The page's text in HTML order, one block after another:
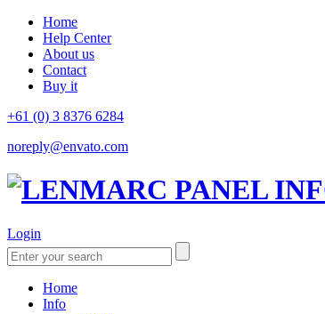
Home
Help Center
About us
Contact
Buy it
+61 (0) 3 8376 6284
noreply@envato.com
Login
Home
Info